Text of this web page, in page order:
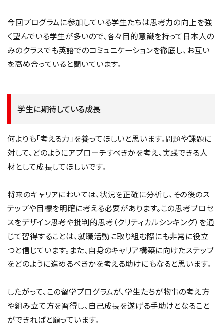
今回プログラムに参加している学生たちは思考力の向上を強
く望んでいる学生が多いので、各々目的意識を持って日本人の
みのクラスでも英語でのコミュニケーションを徹底し、お互い
を高め合っていると聞いています。
学生に期待している成長
何よりも「考える力」を養ってほしいと思います。問題や課題に
対して、どのようにアプローチすべきかを考え、実践できる人
材として成長してほしいです。
将来のキャリアにおいては、状況を正確に分析し、その後のス
テップや目標を明確に考える必要があります。この思考プロセ
スをデザイン思考や批判的思考（クリティカルシンキング）を通
じて習得することは、就職活動に取り組む際にも非常に役立
つと信じています。また、自身のキャリア構築に向けたステップ
をどのように進めるべきかを考える助けにもなると思います。
したがって、この留学プログラムが、学生たちが物事の考え方
や組み立て方を習得し、自己成長を遂げる手助けとなること
ができればと願っています。